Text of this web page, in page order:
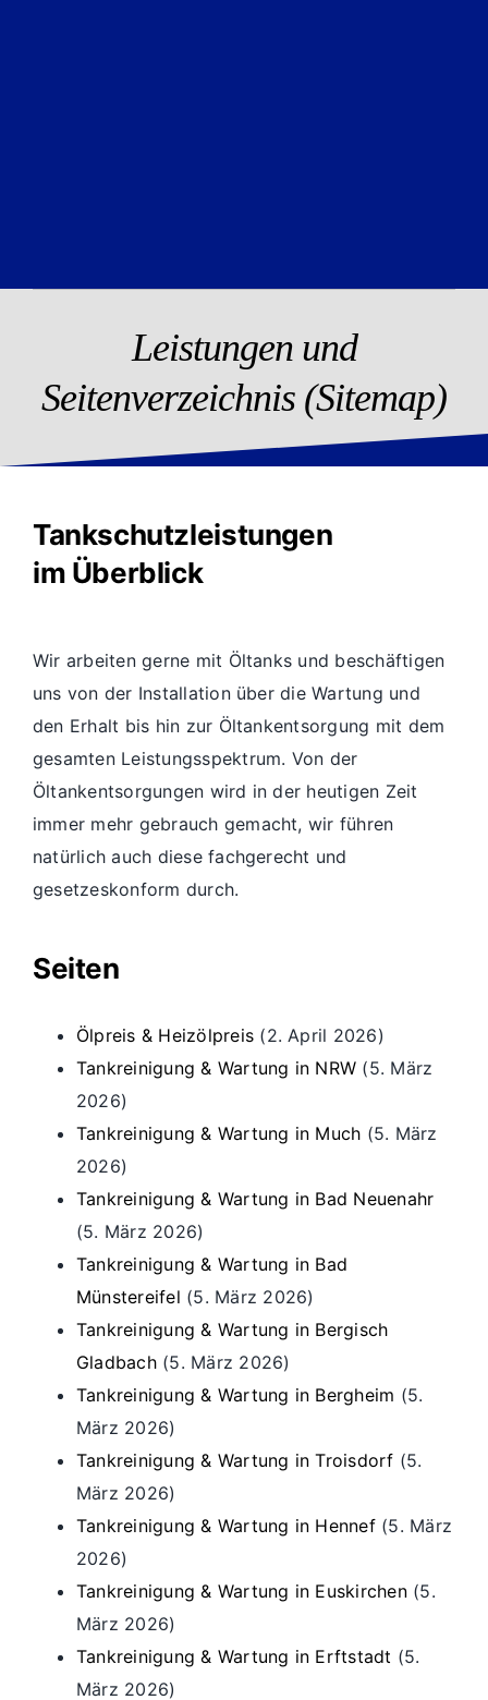
Leistungen und
Seitenverzeichnis (Sitemap)
Tankschutzleistungen
im Überblick
Wir arbeiten gerne mit Öltanks und beschäftigen
uns von der Installation über die Wartung und
den Erhalt bis hin zur Öltankentsorgung mit dem
gesamten Leistungsspektrum. Von der
Öltankentsorgungen wird in der heutigen Zeit
immer mehr gebrauch gemacht, wir führen
natürlich auch diese fachgerecht und
gesetzeskonform durch.
Seiten
Ölpreis & Heizölpreis (2. April 2026)
Tankreinigung & Wartung in NRW (5. März
2026)
Tankreinigung & Wartung in Much (5. März
2026)
Tankreinigung & Wartung in Bad Neuenahr
(5. März 2026)
Tankreinigung & Wartung in Bad
Münstereifel (5. März 2026)
Tankreinigung & Wartung in Bergisch
Gladbach (5. März 2026)
Tankreinigung & Wartung in Bergheim (5.
März 2026)
Tankreinigung & Wartung in Troisdorf (5.
März 2026)
Tankreinigung & Wartung in Hennef (5. März
2026)
Tankreinigung & Wartung in Euskirchen (5.
März 2026)
Tankreinigung & Wartung in Erftstadt (5.
März 2026)